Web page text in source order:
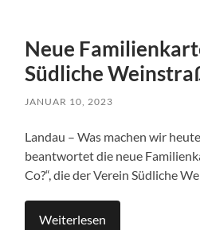
Neue
Südliche
JANUAR 10, 2023
Landau – Was machen wir
beantwortet die neue
Co?“, die der Verein Südliche
Weiterlesen